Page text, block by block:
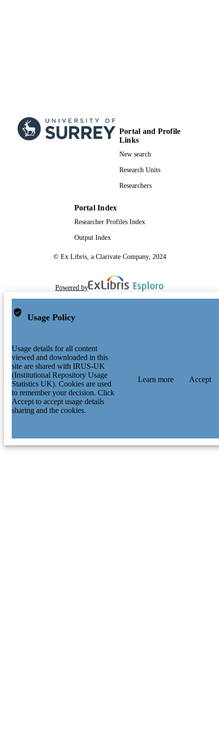
Portal and Profile
Links
New search
Research Units
Researchers
Portal Index
Researcher Profiles Index
Output Index
© Ex Libris, a Clarivate Company, 2024
Powered by
Usage Policy
Usage details for all content
viewed and downloaded in this
site are shared with IRUS-UK
(Institutional Repository Usage
Statistics UK). Cookies are used
to remember your decision. Click
Accept to accept usage details
sharing and the cookies.
Learn more Accept